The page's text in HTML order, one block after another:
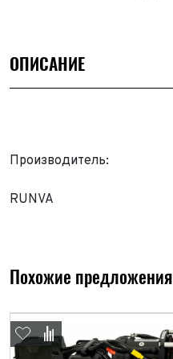
ОПИСАНИЕ
Производитель:
RUNVA
Похожие предложения